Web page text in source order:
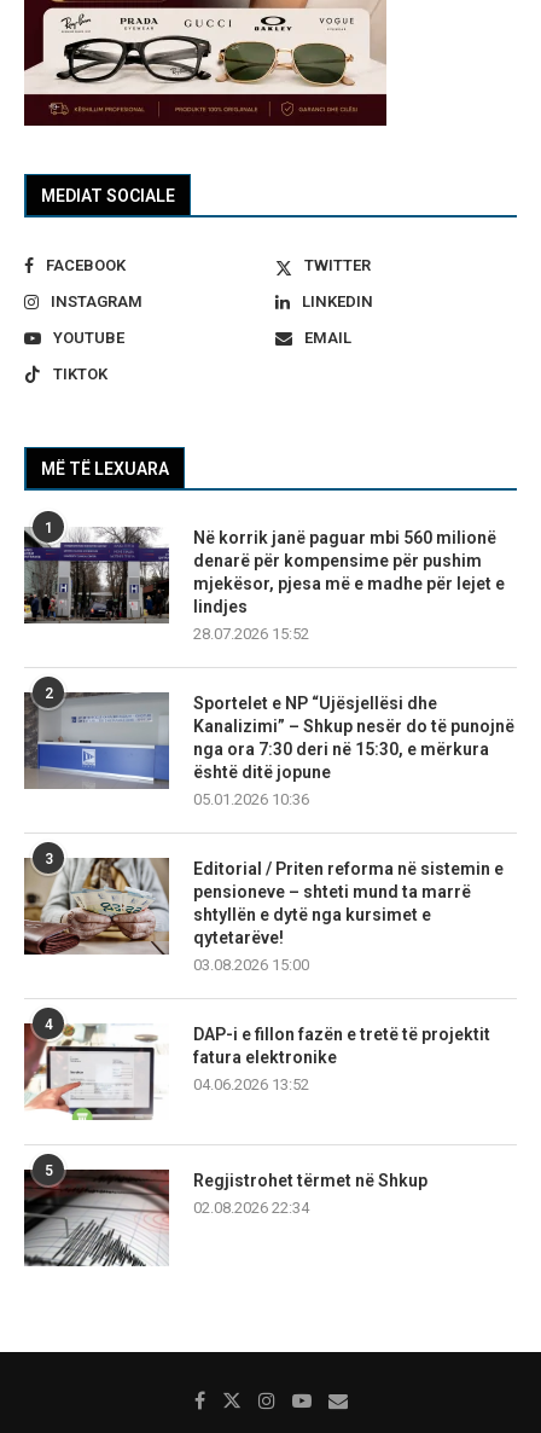
MEDIAT SOCIALE
FACEBOOK
TWITTER
INSTAGRAM
LINKEDIN
YOUTUBE
EMAIL
TIKTOK
MË TË LEXUARA
1
Në korrik janë paguar mbi 560 milionë
denarë për kompensime për pushim
mjekësor, pjesa më e madhe për lejet e
lindjes
28.07.2026 15:52
2
Sportelet e NP “Ujësjellësi dhe
Kanalizimi” – Shkup nesër do të punojnë
nga ora 7:30 deri në 15:30, e mërkura
është ditë jopune
05.01.2026 10:36
3
Editorial / Priten reforma në sistemin e
pensioneve – shteti mund ta marrë
shtyllën e dytë nga kursimet e
qytetarëve!
03.08.2026 15:00
4
DAP-i e fillon fazën e tretë të projektit
fatura elektronike
04.06.2026 13:52
5
Regjistrohet tërmet në Shkup
02.08.2026 22:34